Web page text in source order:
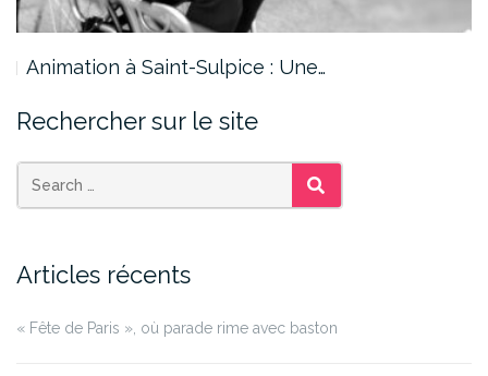
Animation à Saint-Sulpice : Une…
Rechercher sur le site
SEARCH
Articles récents
« Fête de Paris », où parade rime avec baston